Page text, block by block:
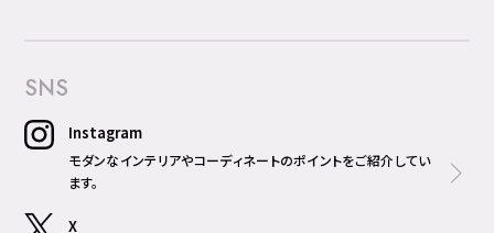
SNS
Instagram
モダンなインテリアやコーディネートのポイントをご紹介してい
ます。
X